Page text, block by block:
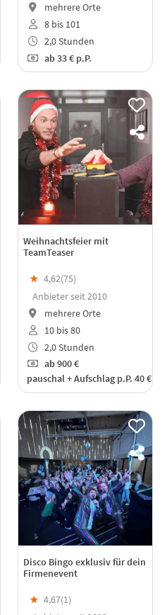
mehrere Orte
8 bis 101
2,0 Stunden
ab33 € p.P.
Weihnachtsfeier mit
TeamTeaser
★ 4,62(75)
Anbieter seit 2010
mehrere Orte
10 bis 80
2,0 Stunden
ab900 €
pauschal + Aufschlag p.P. 40 €
Disco Bingo exklusiv für dein
Firmenevent
★ 4,67(1)